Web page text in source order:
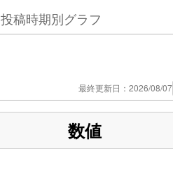
投稿時期別グラフ
最終更新日：2026/08/07
数値